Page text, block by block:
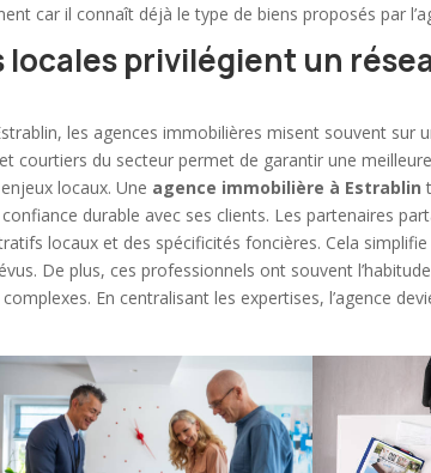
car il connaît déjà le type de biens proposés par
locales privilégient un
, les agences immobilières misent souvent sur
courtiers du secteur permet de garantir une
locaux. Une agence immobilière à Estrablin
durable avec ses clients. Les partenaires
locaux et des spécificités foncières. Cela
De plus, ces professionnels ont souvent
En centralisant les expertises, l’agence